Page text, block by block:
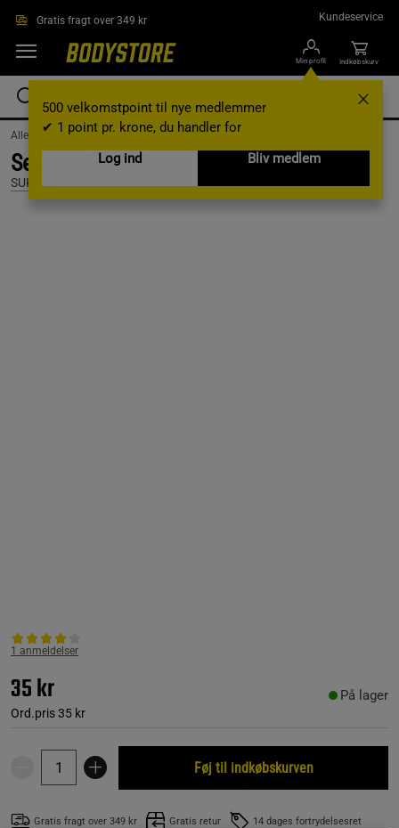
Gratis fragt over 349 kr Kundeservice
Min profil
500 velkomstpoint til nye medlemmer
✔ 1 point pr. krone, du handler for
Log ind
Bliv medlem
Indkøbskurv
AlleVaremærker /Sukrin
Sesammjöl 250 g
SUKRIN
1 anmeldelser
35 kr
Ord.pris35 kr
På lager
Føj til indkøbskurven
Gratis fragt over 349 kr Gratis retur 14 dages fortrydelsesret